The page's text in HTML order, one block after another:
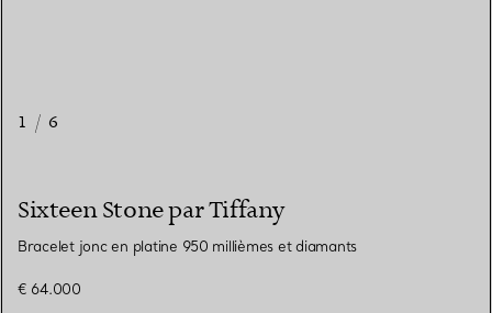
1 / 6
Sixteen Stone par Tiffany
Bracelet jonc en platine 950 millièmes et diamants
€ 64.000